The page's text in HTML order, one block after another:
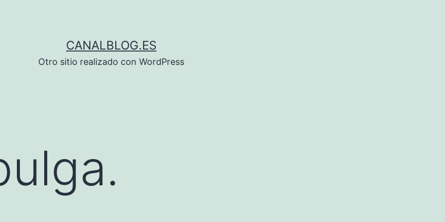
CANALBLOG.ES
Otro sitio realizado con WordPress